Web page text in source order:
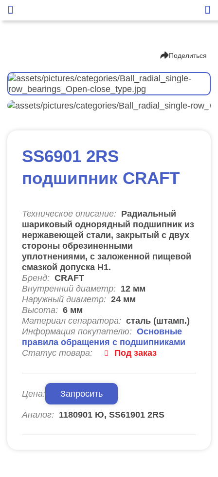
Поделиться
SS6901 2RS
подшипник CRAFT
Техническое описание: Радиальный
шариковый однорядный подшипник из
нержавеющей стали, закрытый с двух
стороны обрезиненными
уплотнениями, с заложенной пищевой
смазкой допуска H1.
Бренд: CRAFT
Внутренний диаметр: 12 мм
Наружный диаметр: 24 мм
Высота: 6 мм
Материал сепаратора: сталь (штамп.)
Информация покупателю: Основные
правила обращения с подшипниками
Статус товара:
Под заказ
Цена: Запросить
Аналог: 1180901 Ю, SS61901 2RS